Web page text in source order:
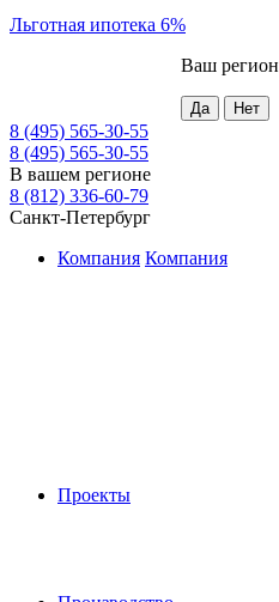
Льготная ипотека 6%
Ваш регион
8 (495) 565-30-55
8 (495) 565-30-55
В вашем регионе
8 (812) 336-60-79
Санкт-Петербург
Компания Компания
Проекты